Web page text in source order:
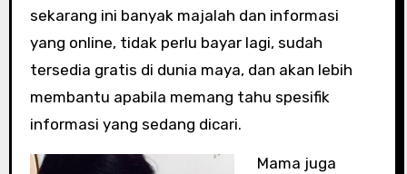
sekarang ini banyak majalah dan informasi
yang online, tidak perlu bayar lagi, sudah
tersedia gratis di dunia maya, dan akan lebih
membantu apabila memang tahu spesifik
informasi yang sedang dicari.
Mama juga